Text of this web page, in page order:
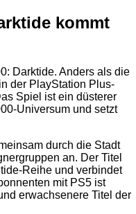
kommt
Darktide. Anders als die
der PlayStation Plus-
Spiel ist ein düsterer
Universum und setzt
durch die Stadt
an. Der Titel
Reihe und verbindet
mit PS5 ist
erwachsenere Titel der